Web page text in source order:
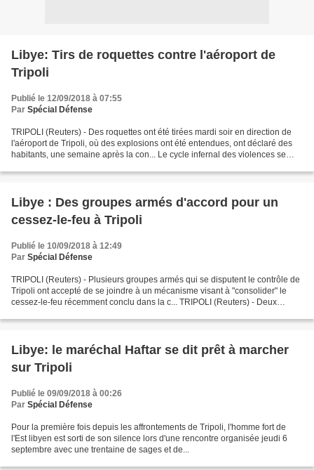
Libye: Tirs de roquettes contre l'aéroport de
Tripoli
Publié le 12/09/2018 à 07:55
Par Spécial Défense
TRIPOLI (Reuters) - Des roquettes ont été tirées mardi soir en direction de
l'aéroport de Tripoli, où des explosions ont été entendues, ont déclaré des
habitants, une semaine après la con... Le cycle infernal des violences se
Libye : Des groupes armés d'accord pour un
cessez-le-feu à Tripoli
Publié le 10/09/2018 à 12:49
Par Spécial Défense
TRIPOLI (Reuters) - Plusieurs groupes armés qui se disputent le contrôle de
Tripoli ont accepté de se joindre à un mécanisme visant à "consolider" le
cessez-le-feu récemment conclu dans la c... TRIPOLI (Reuters) - Deux
Libye: le maréchal Haftar se dit prêt à marcher
sur Tripoli
Publié le 09/09/2018 à 00:26
Par Spécial Défense
Pour la première fois depuis les affrontements de Tripoli, l'homme fort de
l'Est libyen est sorti de son silence lors d'une rencontre organisée jeudi 6
septembre avec une trentaine de sages et de...